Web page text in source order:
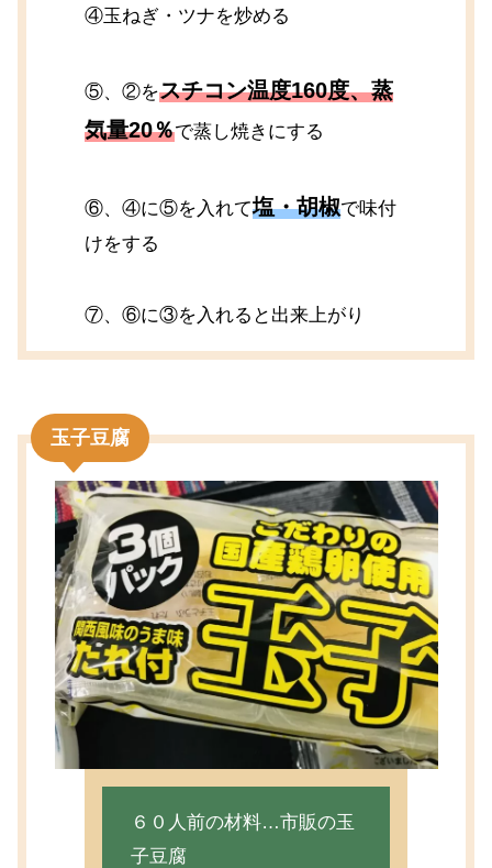
④玉ねぎ・ツナを炒める
⑤、②をスチコン温度160度、蒸
気量20％で蒸し焼きにする
⑥、④に⑤を入れて塩・胡椒で味付
けをする
⑦、⑥に③を入れると出来上がり
玉子豆腐
６０人前の材料…市販の玉
子豆腐